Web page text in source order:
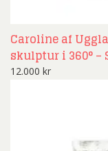
Caroline af
skulptur i 360° –
12.000 kr